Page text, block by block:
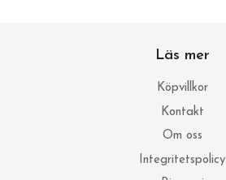
Läs mer
Köpvillkor
Kontakt
Om oss
Integritetspolicy